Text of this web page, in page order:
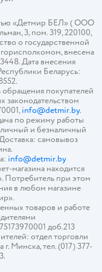
«Детмир БЕЛ» ( ООО
3, пом. 319, 220100,
о государственной
внесена
Дата внесения
Беларусь:
покупателей
законодательством
info@detmir.by.
по режиму работы
и безналичный
самовывоз
info@detmir.by
магазина находится
при этом
в любом магазине
товаров и работе
доб.213
отдел торговли
Минска, тел. (017) 377-